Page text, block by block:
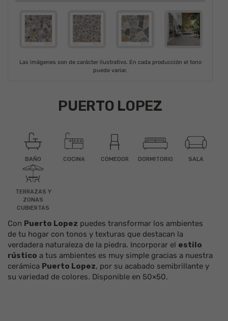
Las imágenes son de carácter ilustrativo. En cada producción el tono
puede variar.
PUERTO LOPEZ
BAÑO COCINA COMEDOR DORMITORIO SALA
TERRAZAS Y
ZONAS
CUBIERTAS
Con Puerto Lopez puedes transformar los ambientes
de tu hogar con tonos y texturas que destacan la
verdadera naturaleza de la piedra. Incorporar el estilo
rústico a tus ambientes es muy simple gracias a nuestra
cerámica Puerto Lopez, por su acabado semibrillante y
su variedad de colores. Disponible en 50×50.